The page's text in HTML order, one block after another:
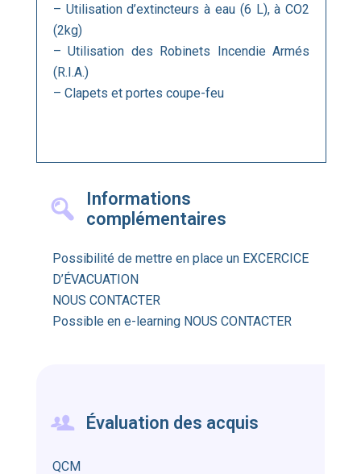
– Utilisation d’extincteurs à eau (6 L), à CO2
(2kg)
– Utilisation des Robinets Incendie Armés
(R.I.A.)
– Clapets et portes coupe-feu
Informations
complémentaires
Possibilité de mettre en place un EXCERCICE
D’ÉVACUATION
NOUS CONTACTER
Possible en e-learning NOUS CONTACTER
Évaluation des acquis
QCM